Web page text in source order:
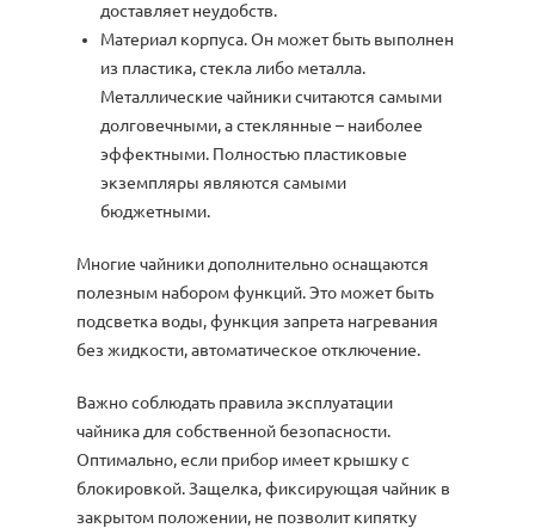
доставляет неудобств.
Материал корпуса. Он может быть выполнен
из пластика, стекла либо металла.
Металлические чайники считаются самыми
долговечными, а стеклянные – наиболее
эффектными. Полностью пластиковые
экземпляры являются самыми
бюджетными.
Многие чайники дополнительно оснащаются
полезным набором функций. Это может быть
подсветка воды, функция запрета нагревания
без жидкости, автоматическое отключение.
Важно соблюдать правила эксплуатации
чайника для собственной безопасности.
Оптимально, если прибор имеет крышку с
блокировкой. Защелка, фиксирующая чайник в
закрытом положении, не позволит кипятку